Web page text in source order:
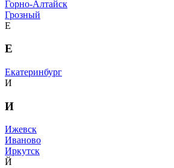
Горно-Алтайск
Грозный
Е
Е
Екатеринбург
И
И
Ижевск
Иваново
Иркутск
Й